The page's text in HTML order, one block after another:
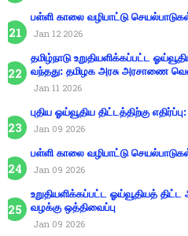
பள்ளி காலை வழிபாட்டு
Jan 12 2026
தமிழ்நாடு உறுதியளிக்கப்பட்ட
வந்தது: தமிழக அரசு அரசாணை
Jan 11 2026
புதிய ஓய்வூதிய திட்டத்திற்கு
Jan 09 2026
பள்ளி காலை வழிபாட்டு
Jan 09 2026
உறுதியளிக்கப்பட்ட ஓய்வூதியத்
வழக்கு ஒத்திவைப்பு
Jan 09 2026